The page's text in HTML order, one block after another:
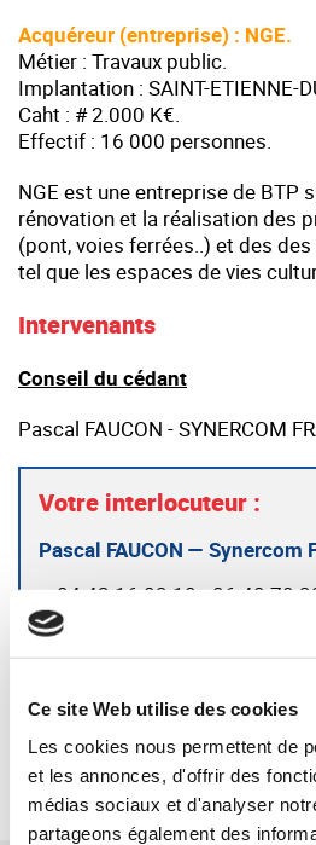
Ce site Web utilise des cookies
Les cookies nous permettent de
et les annonces, d'offrir des
médias sociaux et d'analyser
partageons également des
Acquéreur (entreprise) : NGE.
Métier : Travaux public.
Implantation : SAINT-ETIENNE-
Caht : # 2.000 K€.
Effectif : 16 000 personnes.
NGE est une entreprise de BTP
rénovation et la réalisation des
(pont, voies ferrées..) et des
tel que les espaces de vies
Intervenants
Conseil du cédant
Pascal FAUCON - SYNERCOM
Votre interlocuteur :
Pascal FAUCON — Synercom
04 42 16 03 10 - 06 40 70
pfaucon@synercom-france.fr
RETOUR